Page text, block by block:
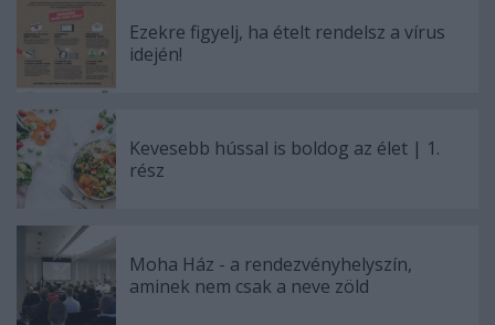
Ezekre figyelj, ha ételt rendelsz a vírus
idején!
Kevesebb hússal is boldog az élet | 1.
rész
Moha Ház - a rendezvényhelyszín,
aminek nem csak a neve zöld